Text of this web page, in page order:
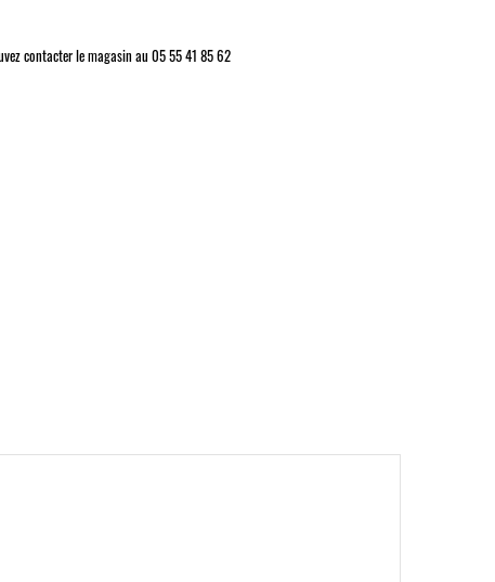
contacter le magasin au 05 55 41 85 62